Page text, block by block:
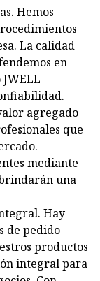
Hemos
La calidad
en
agregado
que
mediante
una
Hay
de pedido
productos
integral para